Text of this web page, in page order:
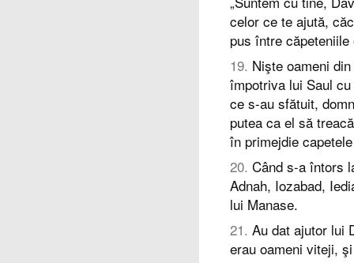
celor ce te ajută,
pus între
19. Nişte oameni
împotriva lui Saul
ce s-au sfătuit,
putea ca el să
în primejdie
20. Când s-a întors
Adnah, Iozabad,
lui Manase.
21. Au dat ajutor lui
erau oameni viteji,